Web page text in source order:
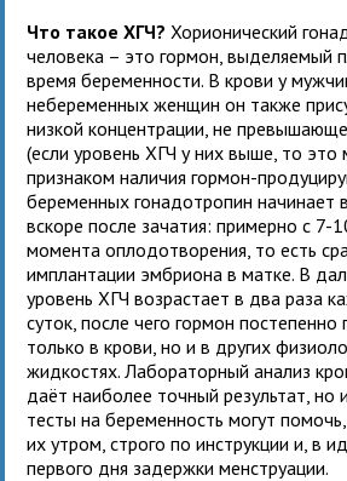
Что такое ХГЧ? Хорионический
человека – это гормон, выделяемый
время беременности. В крови у
небеременных женщин он также
низкой концентрации, не
(если уровень ХГЧ у них выше, то
признаком наличия гормон-
беременных гонадотропин начинает
вскоре после зачатия: примерно с 7-
момента оплодотворения, то есть
имплантации эмбриона в матке. В
уровень ХГЧ возрастает в два раза
суток, после чего гормон постепенно
только в крови, но и в других
жидкостях. Лабораторный анализ
даёт наиболее точный результат, но
тесты на беременность могут
их утром, строго по инструкции и, в
первого дня задержки менструации.